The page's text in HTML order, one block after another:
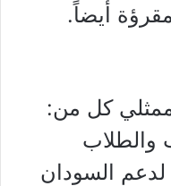
أيضاً.
كل من:
والطلاب
لدعم السودان